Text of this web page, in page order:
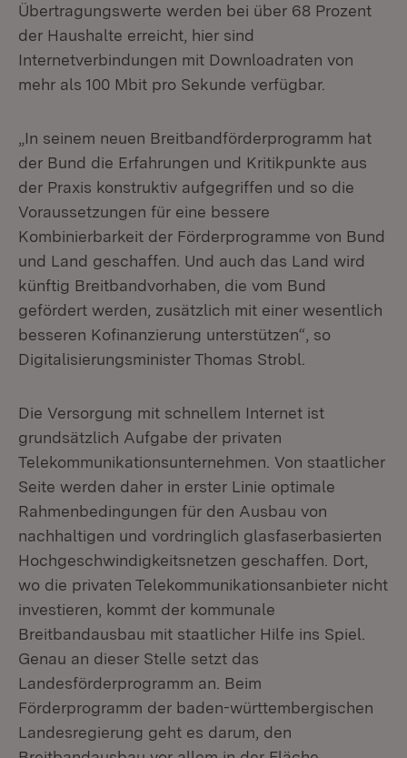
Übertragungswerte werden bei über 68 Prozent
der Haushalte erreicht, hier sind
Internetverbindungen mit Downloadraten von
mehr als 100 Mbit pro Sekunde verfügbar.
„In seinem neuen Breitbandförderprogramm hat
der Bund die Erfahrungen und Kritikpunkte aus
der Praxis konstruktiv aufgegriffen und so die
Voraussetzungen für eine bessere
Kombinierbarkeit der Förderprogramme von Bund
und Land geschaffen. Und auch das Land wird
künftig Breitbandvorhaben, die vom Bund
gefördert werden, zusätzlich mit einer wesentlich
besseren Kofinanzierung unterstützen“, so
Digitalisierungsminister Thomas Strobl.
Die Versorgung mit schnellem Internet ist
grundsätzlich Aufgabe der privaten
Telekommunikationsunternehmen. Von staatlicher
Seite werden daher in erster Linie optimale
Rahmenbedingungen für den Ausbau von
nachhaltigen und vordringlich glasfaserbasierten
Hochgeschwindigkeitsnetzen geschaffen. Dort,
wo die privaten Telekommunikationsanbieter nicht
investieren, kommt der kommunale
Breitbandausbau mit staatlicher Hilfe ins Spiel.
Genau an dieser Stelle setzt das
Landesförderprogramm an. Beim
Förderprogramm der baden-württembergischen
Landesregierung geht es darum, den